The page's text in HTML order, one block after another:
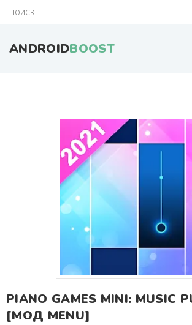
ANDROIDBOOST
PIANO GAMES MINI: MUSIC
[МОД MENU]